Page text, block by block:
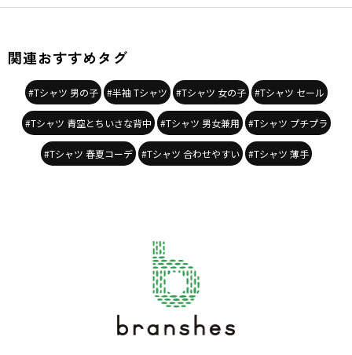
関連おすすめタグ
#Tシャツ 男の子 #半袖 Tシャツ #Tシャツ 女の子 #Tシャツ セール
#Tシャツ 青空とちいさな背中 #Tシャツ 男女兼用 #Tシャツ プチプラ
#Tシャツ 春夏コーデ #Tシャツ 合わせやすい #Tシャツ 薄手